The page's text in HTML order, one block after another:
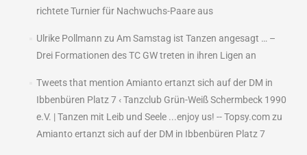
richtete Turnier für Nachwuchs-Paare aus
Ulrike Pollmann zu Am Samstag ist Tanzen angesagt … –
Drei Formationen des TC GW treten in ihren Ligen an
Tweets that mention Amianto ertanzt sich auf der DM in
Ibbenbüren Platz 7 ‹ Tanzclub Grün-Weiß Schermbeck 1990
e.V. | Tanzen mit Leib und Seele ...enjoy us! -- Topsy.comzu
Amianto ertanzt sich auf der DM in Ibbenbüren Platz 7